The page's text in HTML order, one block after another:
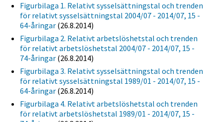
Figurbilaga 1. Relativt sysselsättningstal och trenden
för relativt sysselsättningstal 2004/07 - 2014/07, 15 -
64-åringar (26.8.2014)
Figurbilaga 2. Relativt arbetslöshetstal och trenden
för relativt arbetslöshetstal 2004/07 - 2014/07, 15 -
74-åringar (26.8.2014)
Figurbilaga 3. Relativt sysselsättningstal och trenden
för relativt sysselsättningstal 1989/01 - 2014/07, 15 -
64-åringar (26.8.2014)
Figurbilaga 4. Relativt arbetslöshetstal och trenden
för relativt arbetslöshetstal 1989/01 - 2014/07, 15 -